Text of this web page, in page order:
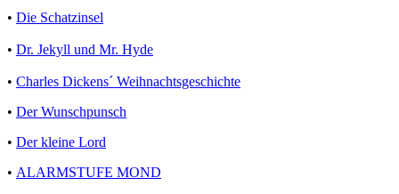
• Die Schatzinsel
• Dr. Jekyll und Mr. Hyde
• Charles Dickens´ Weihnachtsgeschichte
• Der Wunschpunsch
• Der kleine Lord
• ALARMSTUFE MOND